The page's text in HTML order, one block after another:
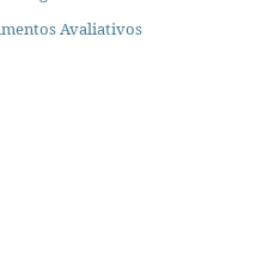
Avaliativos